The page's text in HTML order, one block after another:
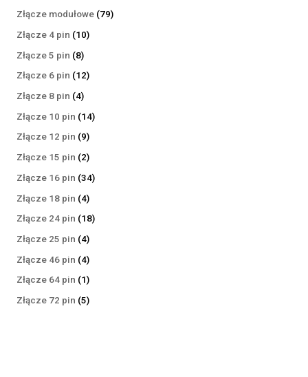
produkty
Złącze modułowe 7979
Złącze 4 pin 1010
Złącze 5 pin 88
produktów
Złącze 6 pin 1212
Złącze 8 pin 44
produkty
Złącze 10 pin 1414
Złącze 12 pin 99
produktów
Złącze 15 pin 22
produkty
Złącze 16 pin 3434
Złącze 18 pin 44
produkty
Złącze 24 pin 1818
Złącze 25 pin 44
produkty
Złącze 46 pin 44
produkty
Złącze 64 pin 11
produkt
Złącze 72 pin 55